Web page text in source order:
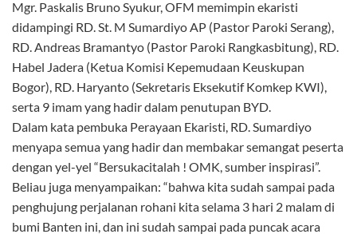
Mgr. Paskalis Bruno Syukur, OFM memimpin ekaristi
didampingi RD. St. M Sumardiyo AP (Pastor Paroki Serang),
RD. Andreas Bramantyo (Pastor Paroki Rangkasbitung), RD.
Habel Jadera (Ketua Komisi Kepemudaan Keuskupan
Bogor), RD. Haryanto (Sekretaris Eksekutif Komkep KWI),
serta 9 imam yang hadir dalam penutupan BYD.
Dalam kata pembuka Perayaan Ekaristi, RD. Sumardiyo
menyapa semua yang hadir dan membakar semangat peserta
dengan yel-yel “Bersukacitalah ! OMK, sumber inspirasi”.
Beliau juga menyampaikan: “bahwa kita sudah sampai pada
penghujung perjalanan rohani kita selama 3 hari 2 malam di
bumi Banten ini, dan ini sudah sampai pada puncak acara